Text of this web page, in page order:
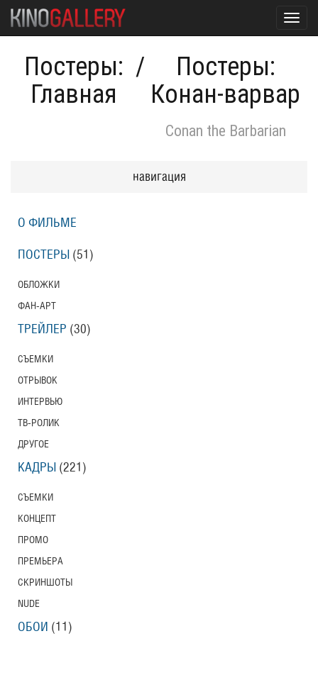
Постеры:
Главная
/
Постеры:
Конан-варвар
Conan the Barbarian
навигация
О ФИЛЬМЕ
ПОСТЕРЫ (51)
ОБЛОЖКИ
ФАН-АРТ
ТРЕЙЛЕР (30)
СЪЕМКИ
ОТРЫВОК
ИНТЕРВЬЮ
ТВ-РОЛИК
ДРУГОЕ
КАДРЫ (221)
СЪЕМКИ
КОНЦЕПТ
ПРОМО
ПРЕМЬЕРА
СКРИНШОТЫ
NUDE
ОБОИ (11)